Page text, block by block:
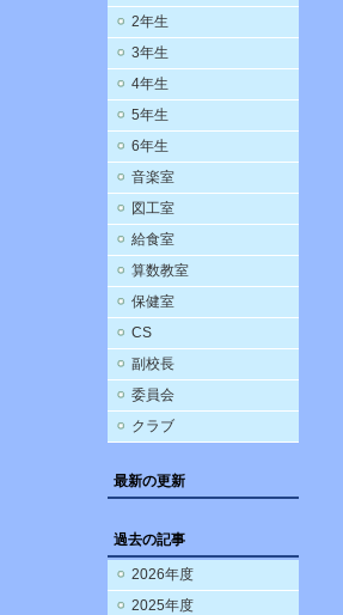
2年生
3年生
4年生
5年生
6年生
音楽室
図工室
給食室
算数教室
保健室
CS
副校長
委員会
クラブ
最新の更新
過去の記事
2026年度
2025年度